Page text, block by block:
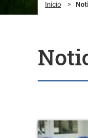
Inicio >